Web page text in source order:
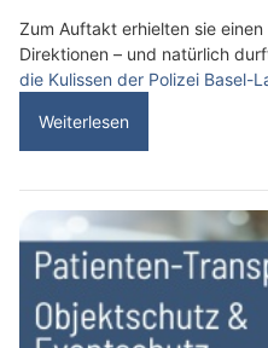
Zum Auftakt erhielten sie
Direktionen – und natürlich
die Kulissen der Polizei Basel-
Weiterlesen